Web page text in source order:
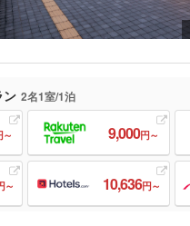
ン 2名1室/1泊
～ 9,000円～
～ 10,636円～